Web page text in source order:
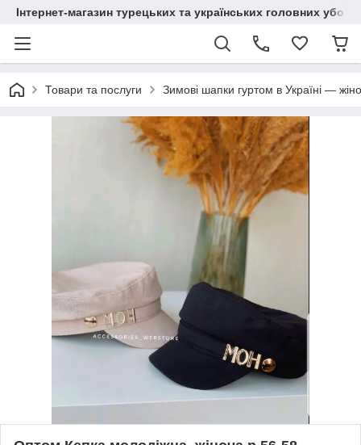
Інтернет-магазин турецьких та українських головних
Товари та послуги Зимові шапки гуртом в Україні —